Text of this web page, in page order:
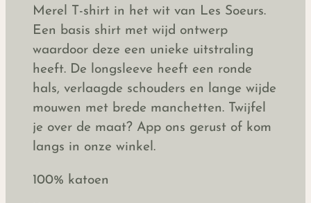
Merel T-shirt in het wit van Les Soeurs.
Een basis shirt met wijd ontwerp
waardoor deze een unieke uitstraling
heeft. De longsleeve heeft een ronde
hals, verlaagde schouders en lange wijde
mouwen met brede manchetten. Twijfel
je over de maat? App ons gerust of kom
langs in onze winkel.
100% katoen